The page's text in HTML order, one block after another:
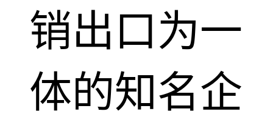
销出口为一
体的知名企